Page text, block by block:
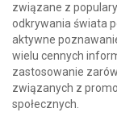
związane z
odkrywania świata
aktywne
wielu cennych
zastosowanie
związanych z
społecznych.